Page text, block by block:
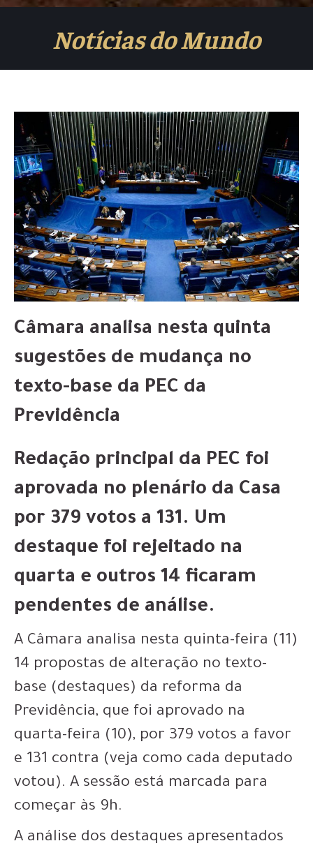
Notícias do Mundo
Câmara analisa nesta quinta
sugestões de mudança no
texto-base da PEC da
Previdência
Redação principal da PEC foi
aprovada no plenário da Casa
por 379 votos a 131. Um
destaque foi rejeitado na
quarta e outros 14 ficaram
pendentes de análise.
A Câmara analisa nesta quinta-feira (11)
14 propostas de alteração no texto-
base (destaques) da reforma da
Previdência, que foi aprovado na
quarta-feira (10), por 379 votos a favor
e 131 contra (veja como cada deputado
votou). A sessão está marcada para
começar às 9h.
A análise dos destaques apresentados